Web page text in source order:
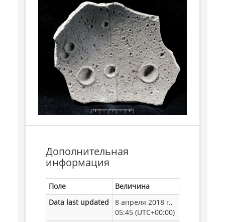
Дополнительная
информация
Поле
Величина
Data last updated
8 апреля 2018 г.,
05:45 (UTC+00:00)